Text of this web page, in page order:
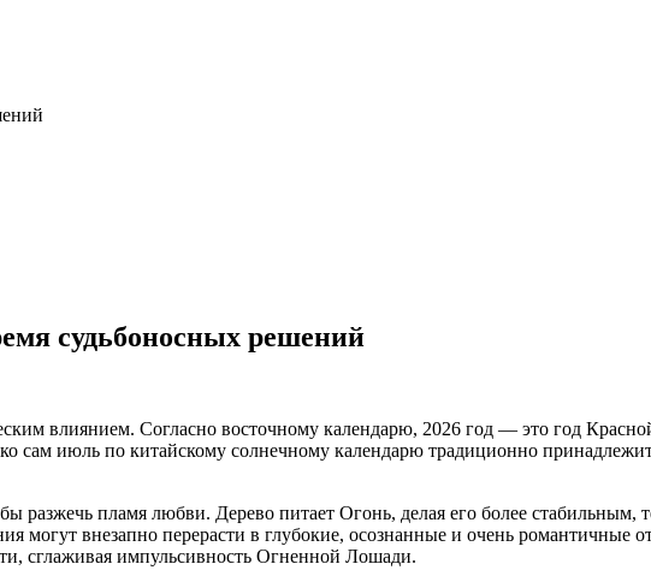
судьбоносных решений
влиянием. Согласно восточному календарю, 2026 год — это год
сам июль по китайскому солнечному календарю традиционно
разжечь пламя любви. Дерево питает Огонь, делая его более
могут внезапно перерасти в глубокие, осознанные и очень романтичные
сглаживая импульсивность Огненной Лошади.